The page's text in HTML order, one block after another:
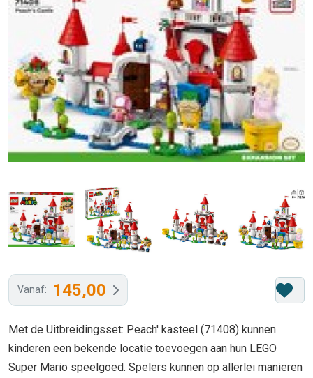
Vanaf: 145,00
Met de Uitbreidingsset: Peach' kasteel (71408) kunnen
kinderen een bekende locatie toevoegen aan hun LEGO
Super Mario speelgoed. Spelers kunnen op allerlei manieren